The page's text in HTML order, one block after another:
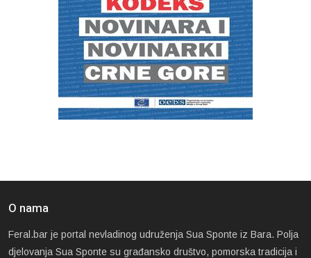
O nama
Feral.bar je portal nevladinog udruženja Sua Sponte iz Bara. Polja
djelovanja Sua Sponte su građansko društvo, pomorska tradicija i